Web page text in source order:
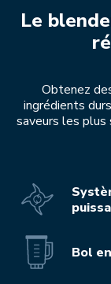
Le
Obtenez
ingrédients
saveurs les
Bol